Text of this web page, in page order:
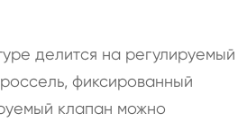
делится на регулируемый
фиксированный
клапан можно